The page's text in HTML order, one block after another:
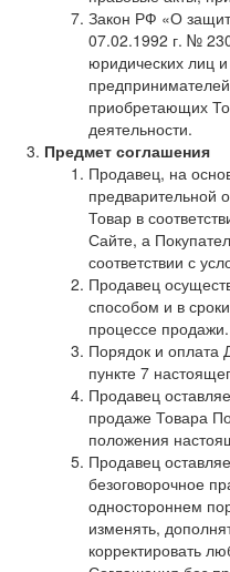
Закон РФ «О
07.02.1992 г. №
юридических лиц
приобретающих
деятельности.
Предмет соглашения
Продавец, на
предварительной
Товар в
Сайте, а
соответствии с
Продавец
способом и в
процессе продажи.
Порядок и оплата
пункте 7
Продавец
продаже Товара
положения
Продавец
безоговорочное
одностороннем
изменять,
корректировать